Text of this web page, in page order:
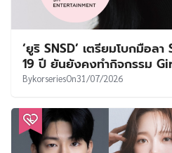
‘ยูริ SNSD’ เตรียมโบกมือล
19 ปี ยันยังคงทำกิจกรรม
BykorseriesOn31/07/2026